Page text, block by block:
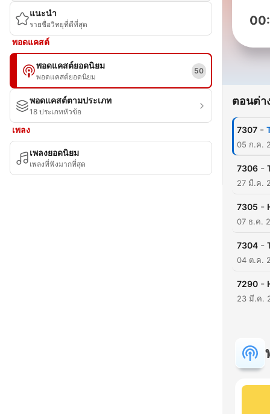
แนะนำ
รายชื่อวิทยุที่ดีที่สุด
พอดแคสต์
พอดแคสต์ยอดนิยม
พอดแคสต์ยอดนิยม
50
พอดแคสต์ตามประเภท
18 ประเภทหัวข้อ
เพลง
เพลงยอดนิยม
เพลงที่ฟังมากที่สุด
ตอนต่า
7307 -
05 ก.ค.
7306 -
27 มี.ค.
7305 -
07 ธ.ค.
7304 -
04 ต.ค.
7290 -
23 มี.ค.